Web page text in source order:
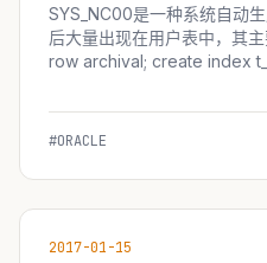
SYS_NC00是一种系统自动
后大量出现在用户表中，其
row archival; create index
property: 0x0008 = vi...
#ORACLE
2017-01-15